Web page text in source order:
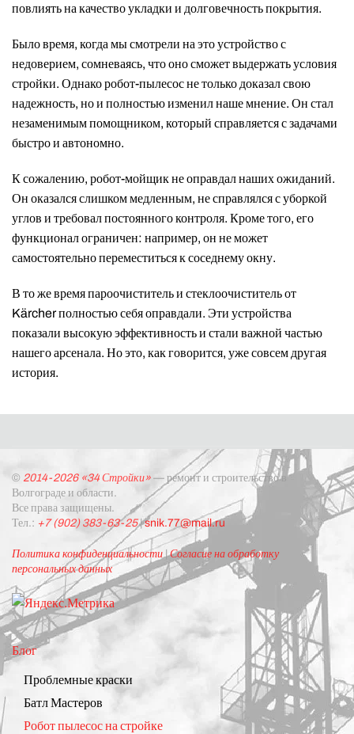
повлиять на качество укладки и долговечность покрытия.
Было время, когда мы смотрели на это устройство с
недоверием, сомневаясь, что оно сможет выдержать условия
стройки. Однако робот-пылесос не только доказал свою
надежность, но и полностью изменил наше мнение. Он стал
незаменимым помощником, который справляется с задачами
быстро и автономно.
К сожалению, робот-мойщик не оправдал наших ожиданий.
Он оказался слишком медленным, не справлялся с уборкой
углов и требовал постоянного контроля. Кроме того, его
функционал ограничен: например, он не может
самостоятельно переместиться к соседнему окну.
В то же время пароочиститель и стеклоочиститель от
Kärcher полностью себя оправдали. Эти устройства
показали высокую эффективность и стали важной частью
нашего арсенала. Но это, как говорится, уже совсем другая
история.
© 2014-2026 «34 Стройки» — ремонт и строительство в
Волгограде и области.
Все права защищены.
Тел.: +7 (902) 383-63-25|snik.77@mail.ru
Политика конфиденциальности |Согласие на обработку
персональных данных
Блог
Проблемные краски
Батл Мастеров
Робот пылесос на стройке